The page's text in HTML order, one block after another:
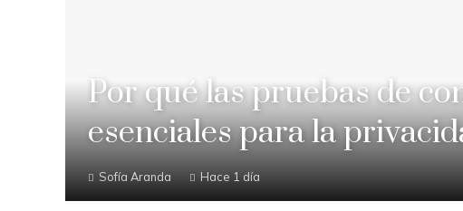
Por qué las pruebas de
esenciales para la
Sofía Aranda Hace 1 día